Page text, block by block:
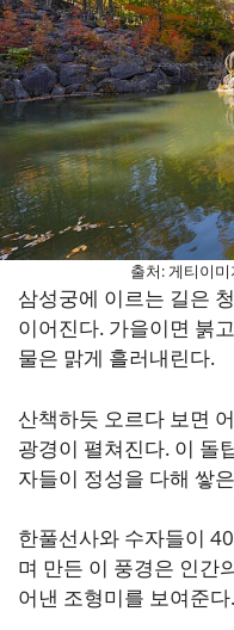
출처: 게티이
삼성궁에 이르는 길은
이어진다. 가을이면 붉
물은 맑게 흘러내린다.
산책하듯 오르다 보면
광경이 펼쳐진다. 이 돌
자들이 정성을 다해 쌓
한풀선사와 수자들이
며 만든 이 풍경은 인간
어낸 조형미를 보여준다.